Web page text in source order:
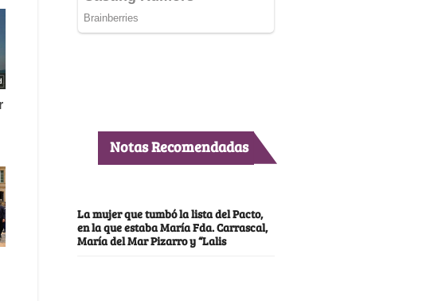
Notas Recomendadas
La mujer que tumbó la lista del Pacto,
en la que estaba María Fda. Carrascal,
María del Mar Pizarro y “Lalis